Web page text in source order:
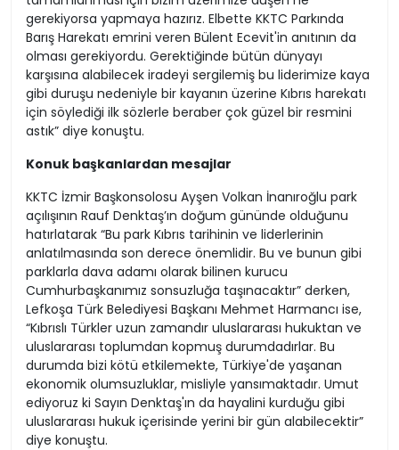
gerekiyorsa yapmaya hazırız. Elbette KKTC Parkında
Barış Harekatı emrini veren Bülent Ecevit'in anıtının da
olması gerekiyordu. Gerektiğinde bütün dünyayı
karşısına alabilecek iradeyi sergilemiş bu liderimize kaya
gibi duruşu nedeniyle bir kayanın üzerine Kıbrıs harekatı
için söylediği ilk sözlerle beraber çok güzel bir resmini
astık” diye konuştu.
Konuk başkanlardan mesajlar
KKTC İzmir Başkonsolosu Ayşen Volkan İnanıroğlu park
açılışının Rauf Denktaş’ın doğum gününde olduğunu
hatırlatarak “Bu park Kıbrıs tarihinin ve liderlerinin
anlatılmasında son derece önemlidir. Bu ve bunun gibi
parklarla dava adamı olarak bilinen kurucu
Cumhurbaşkanımız sonsuzluğa taşınacaktır” derken,
Lefkoşa Türk Belediyesi Başkanı Mehmet Harmancı ise,
“Kıbrıslı Türkler uzun zamandır uluslararası hukuktan ve
uluslararası toplumdan kopmuş durumdadırlar. Bu
durumda bizi kötü etkilemekte, Türkiye'de yaşanan
ekonomik olumsuzluklar, misliyle yansımaktadır. Umut
ediyoruz ki Sayın Denktaş'ın da hayalini kurduğu gibi
uluslararası hukuk içerisinde yerini bir gün alabilecektir”
diye konuştu.